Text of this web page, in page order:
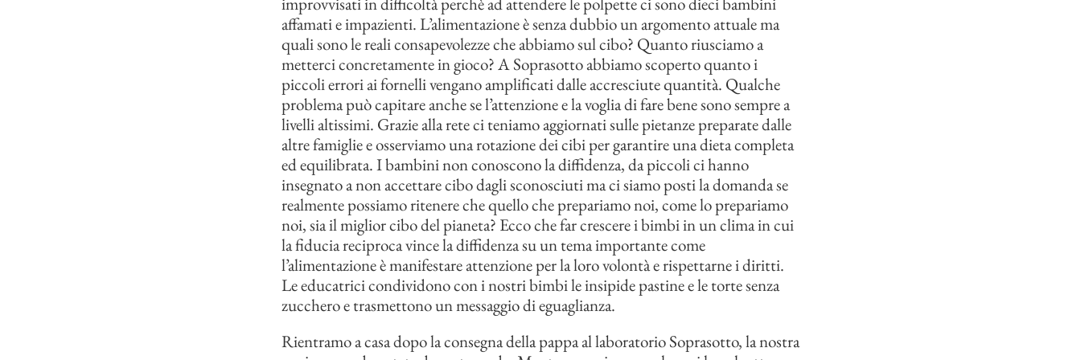
affamati e impazienti. L’alimentazione è senza dubbio un argomento attuale ma
quali sono le reali consapevolezze che abbiamo sul cibo? Quanto riusciamo a
metterci concretamente in gioco? A Soprasotto abbiamo scoperto quanto i
piccoli errori ai fornelli vengano amplificati dalle accresciute quantità. Qualche
problema può capitare anche se l’attenzione e la voglia di fare bene sono sempre a
livelli altissimi. Grazie alla rete ci teniamo aggiornati sulle pietanze preparate dalle
altre famiglie e osserviamo una rotazione dei cibi per garantire una dieta completa
ed equilibrata. I bambini non conoscono la diffidenza, da piccoli ci hanno
insegnato a non accettare cibo dagli sconosciuti ma ci siamo posti la domanda se
realmente possiamo ritenere che quello che prepariamo noi, come lo prepariamo
noi, sia il miglior cibo del pianeta? Ecco che far crescere i bimbi in un clima in cui
la fiducia reciproca vince la diffidenza su un tema importante come
l’alimentazione è manifestare attenzione per la loro volontà e rispettarne i diritti.
Le educatrici condividono con i nostri bimbi le insipide pastine e le torte senza
zucchero e trasmettono un messaggio di eguaglianza.
Rientramo a casa dopo la consegna della pappa al laboratorio Soprasotto, la nostra